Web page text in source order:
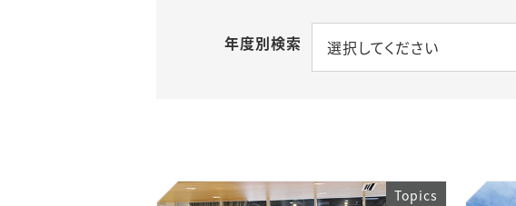
年度別検索 選択してください
Topics